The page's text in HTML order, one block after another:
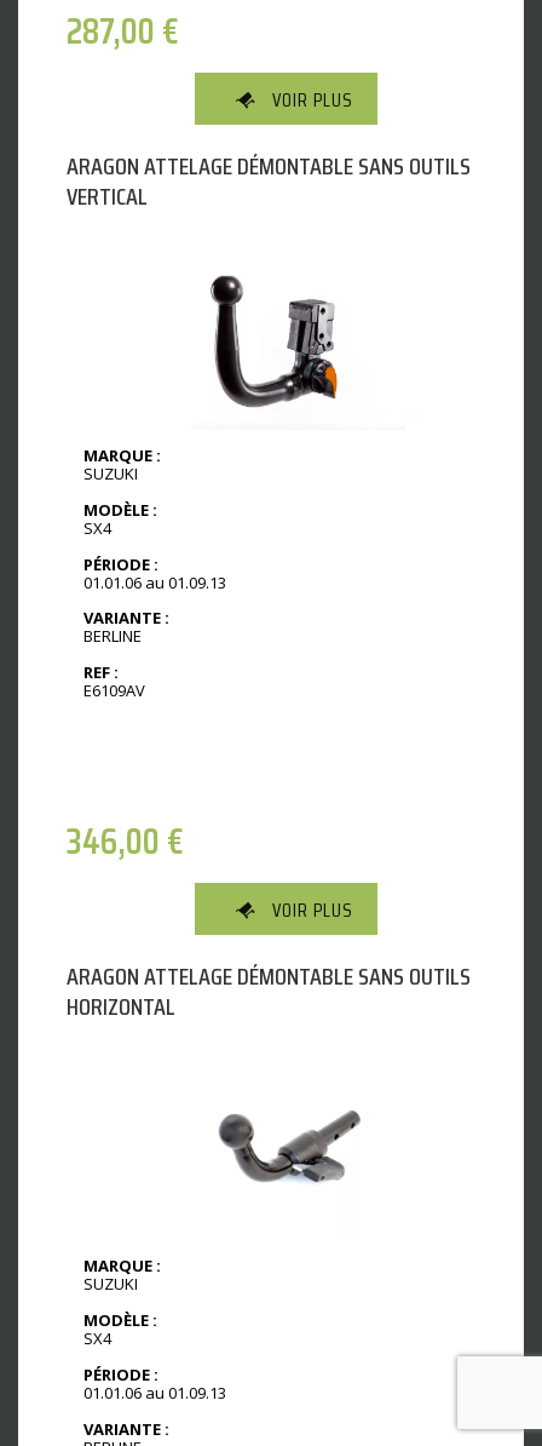
287,00€
VOIR PLUS
ARAGON ATTELAGE DÉMONTABLE SANS OUTILS
VERTICAL
MARQUE :
SUZUKI
MODÈLE :
SX4
PÉRIODE :
01.01.06 au 01.09.13
VARIANTE :
BERLINE
REF :
E6109AV
346,00€
VOIR PLUS
ARAGON ATTELAGE DÉMONTABLE SANS OUTILS
HORIZONTAL
MARQUE :
SUZUKI
MODÈLE :
SX4
PÉRIODE :
01.01.06 au 01.09.13
VARIANTE :